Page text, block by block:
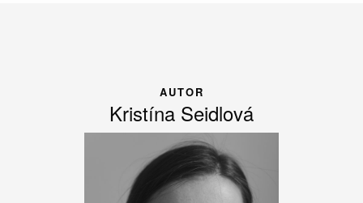
AUTOR
Kristína Seidlová